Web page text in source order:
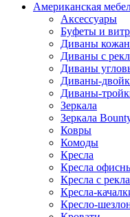
Американская
Аксессуары
Буфеты и
Диваны
Диваны с
Диваны
Диваны-
Диваны-
Зеркала
Зеркала
Ковры
Комоды
Кресла
Кресла
Кресла с
Кресла-
Кресло-